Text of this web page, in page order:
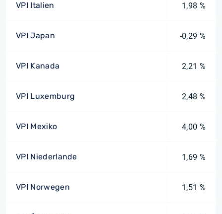
VPI Italien 1,98 %
VPI Japan -0,29 %
VPI Kanada 2,21 %
VPI Luxemburg 2,48 %
VPI Mexiko 4,00 %
VPI Niederlande 1,69 %
VPI Norwegen 1,51 %